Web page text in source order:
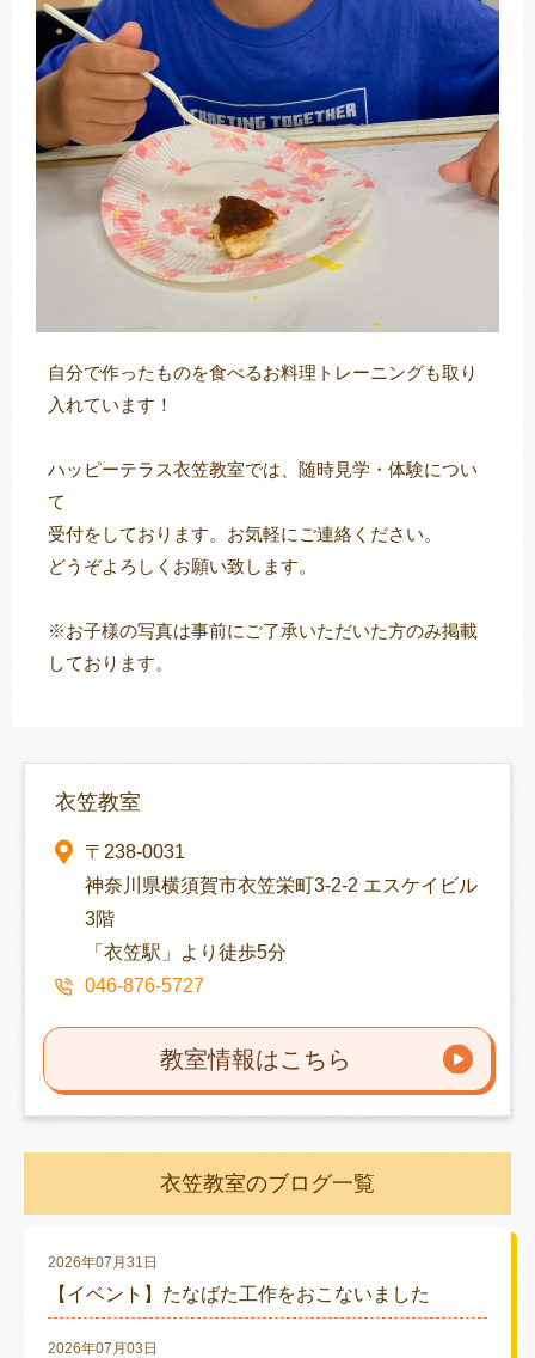
自分で作ったものを食べるお料理トレーニングも取り
入れています！
ハッピーテラス衣笠教室では、随時見学・体験につい
て
受付をしております。お気軽にご連絡ください。
どうぞよろしくお願い致します。
※お子様の写真は事前にご了承いただいた方のみ掲載
しております。
衣笠教室
〒238-0031
神奈川県横須賀市衣笠栄町3-2-2 エスケイビル
3階
「衣笠駅」より徒歩5分
046-876-5727
教室情報はこちら
衣笠教室のブログ一覧
2026年07月31日
【イベント】たなばた工作をおこないました
2026年07月03日